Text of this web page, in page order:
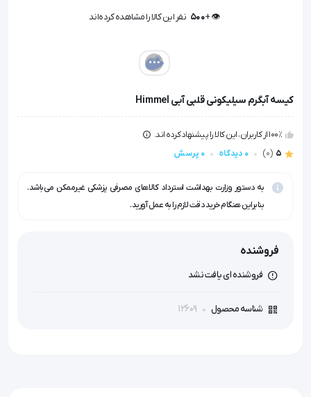
👁️ +
500 نفر این کالا را مشاهده کرده‌اند
کیسه آبگرم سیلیکونی قلبی آبی Himmel
100٪ از کاربران، این کالا را پیشنهاد کرده اند.
5
(0) 0 دیدگاه 0 پرسش
به دستور وزارت بهداشت استرداد کالاهای مصرفی پزشکی غیرممکن می‌باشد.
بنابراین هنگام خرید دقت لازم را به عمل آورید.
فروشنده
فروشنده ای یافت نشد
شناسه محصول 12609